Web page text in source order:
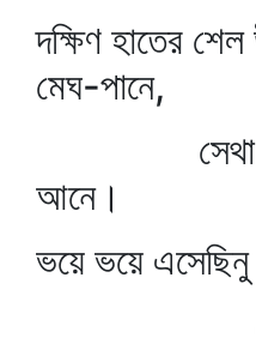
দক্ষিণ হাতের
মেঘ-পানে,
সেথা
আনে।
ভয়ে ভয়ে
তোমার